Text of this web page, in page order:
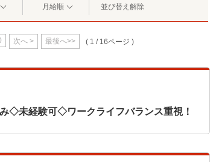
月給順 並び替え解除
次へ > 最後へ>> ( 1 / 16ページ )
◇未経験可◇ワークライフバランス重視！